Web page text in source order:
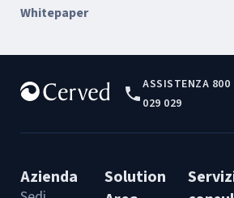
Whitepaper
ASSISTENZA 800
029 029
Azienda
Solution